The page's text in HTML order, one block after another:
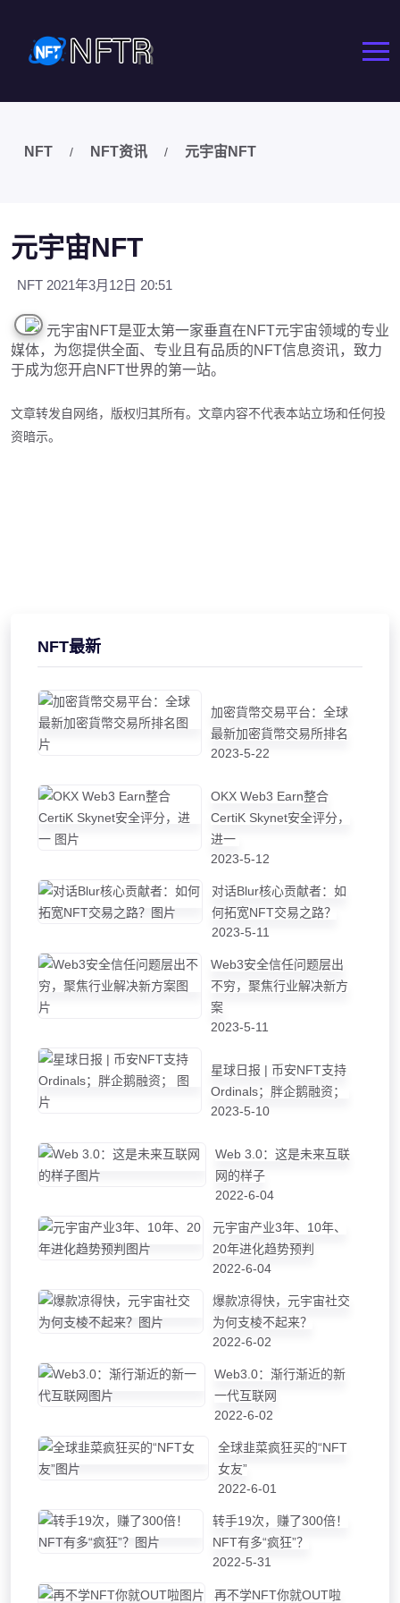
NFT / NFT资讯 / 元宇宙NFT
元宇宙NFT
NFT 2021年3月12日 20:51
元宇宙NFT是亚太第一家垂直在NFT元宇宙领域的专业
媒体，为您提供全面、专业且有品质的NFT信息资讯，致力
于成为您开启NFT世界的第一站。
文章转发自网络，版权归其所有。文章内容不代表本站立场和任何投
资暗示。
NFT最新
加密貨幣交易平台：全球
最新加密貨幣交易所排名
2023-5-22
OKX Web3 Earn整合
CertiK Skynet安全评分，
进一
2023-5-12
对话Blur核心贡献者：如
何拓宽NFT交易之路？
2023-5-11
Web3安全信任问题层出
不穷，聚焦行业解决新方
案
2023-5-11
星球日报 | 币安NFT支持
Ordinals；胖企鹅融资；
2023-5-10
Web 3.0：这是未来互联
网的样子
2022-6-04
元宇宙产业3年、10年、
20年进化趋势预判
2022-6-04
爆款凉得快，元宇宙社交
为何支棱不起来？
2022-6-02
Web3.0：渐行渐近的新
一代互联网
2022-6-02
全球韭菜疯狂买的“NFT
女友”
2022-6-01
转手19次，赚了300倍！
NFT有多“疯狂”？
2022-5-31
再不学NFT你就OUT啦